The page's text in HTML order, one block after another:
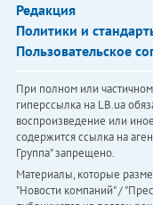
Редакция
Политики и
Пользовательское
При полном или
гиперссылка на LB.ua
воспроизведение или
содержится ссылка на
Группа" запрещено.
Материалы, которые
"Новости компаний" /